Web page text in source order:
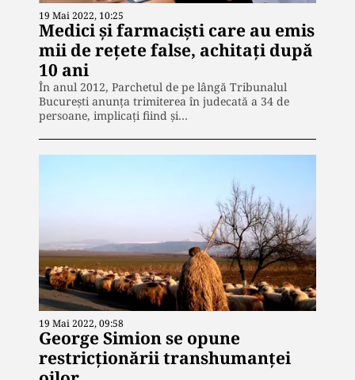
19 Mai 2022, 10:25
Medici şi farmacişti care au emis
mii de rețete false, achitați după
10 ani
În anul 2012, Parchetul de pe lângă Tribunalul
Bucureşti anunţa trimiterea în judecată a 34 de
persoane, implicaţi fiind şi…
19 Mai 2022, 09:58
George Simion se opune
restricționării transhumanței